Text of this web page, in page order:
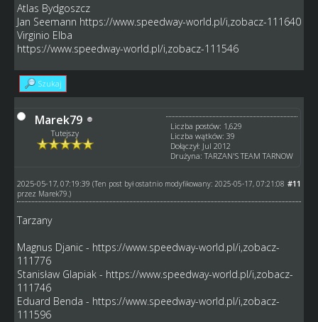
Atlas Bydgoszcz
Jan Seemann https://www.speedway-world.pl/i,zobacz-111640
Virginio Elba
https://www.speedway-world.pl/i,zobacz-111546
Szukaj
Marek79
Tutejszy
Liczba postów: 1,629
Liczba wątków: 39
Dołączył: Jul 2012
Drużyna: TARZAN'S TEAM TARNOW
#11
2025-05-17, 07:19:39 (Ten post był ostatnio modyfikowany: 2025-05-17, 07:21:08
przez Marek79 .)
Tarzany
Magnus Djanic - https://www.speedway-world.pl/i,zobacz-
111776
Stanisław Glapiak - https://www.speedway-world.pl/i,zobacz-
111746
Eduard Benda - https://www.speedway-world.pl/i,zobacz-
111596